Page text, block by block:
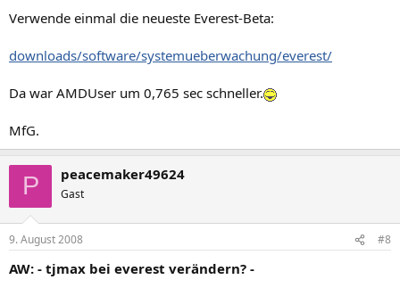
Verwende einmal die neueste Everest-Beta:
downloads/software/systemueberwachung/everest/
Da war AMDUser um 0,765 sec schneller.
MfG.
P peacemaker49624
Gast
9. August 2008 #8
AW: - tjmax bei everest verändern? -